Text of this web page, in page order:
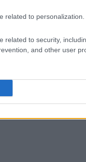
related to personalization.
related to security,
and other user
normative sempre
conformarsi a